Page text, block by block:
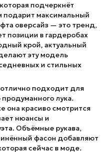
подчеркнёт
подарит максимальный
оверсайз — это тренд,
позиции в гардеробах
крой, актуальный
эту модель
и стильных
подходит для
лука.
она красиво смотрится
нюансы и
Объёмные рукава,
фасон добавляют
сейчас в моде.